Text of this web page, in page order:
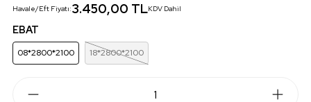
Havale/Eft Fiyatı:3.450,00 TLKDV Dahil
EBAT
08*2800*2100 18*2800*2100